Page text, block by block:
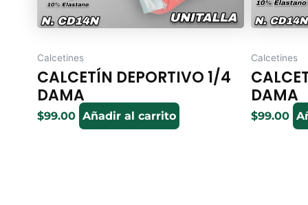
Calcetines
CALCETÍN DEPORTIVO 1/4
DAMA
$99.00 Añadir al carrito
Calcetines
DAMA
$99.00